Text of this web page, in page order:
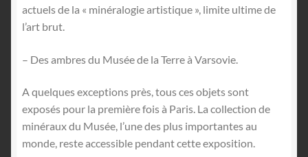
actuels de la « minéralogie artistique », limite ultime de
l’art brut.
– Des ambres du Musée de la Terre à Varsovie.
A quelques exceptions près, tous ces objets sont
exposés pour la première fois à Paris. La collection de
minéraux du Musée, l’une des plus importantes au
monde, reste accessible pendant cette exposition.